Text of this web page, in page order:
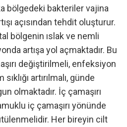
bölgedeki bakteriler vajina
açısından tehdit oluşturur.
bölgenin ıslak ve nemli
artışa yol açmaktadır. Bu
değiştirilmeli, enfeksiyon
artırılmalı, günde
olmaktadır. İç çamaşırı
iç çamaşırı yönünde
Her bireyin cilt